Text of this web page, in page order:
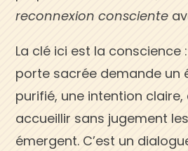
reconnexion consciente
La clé ici est la conscience
porte sacrée demande un
purifié, une intention
accueillir sans jugement
émergent. C’est un